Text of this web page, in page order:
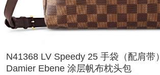
N41368 LV Speedy 25 手袋（配肩带）
Damier Ebene 涂层帆布枕头包